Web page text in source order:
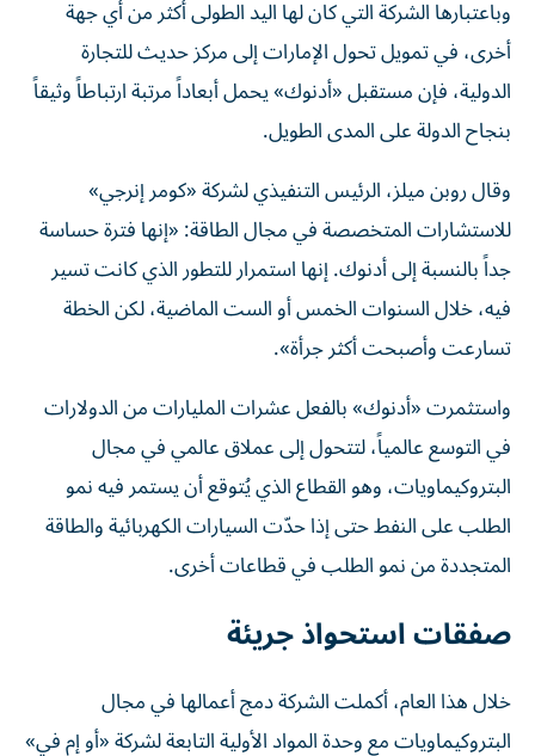
وباعتبارها الشركة التي كان لها اليد الطولى أكثر من أي جهة
أخرى، في تمويل تحول الإمارات إلى مركز حديث للتجارة
الدولية، فإن مستقبل «أدنوك» يحمل أبعاداً مرتبة ارتباطاً وثيقاً
بنجاح الدولة على المدى الطويل.
وقال روبن ميلز، الرئيس التنفيذي لشركة «كومر إنرجي»
للاستشارات المتخصصة في مجال الطاقة: «إنها فترة حساسة
جداً بالنسبة إلى أدنوك. إنها استمرار للتطور الذي كانت تسير
فيه، خلال السنوات الخمس أو الست الماضية، لكن الخطة
تسارعت وأصبحت أكثر جرأة».
واستثمرت «أدنوك» بالفعل عشرات المليارات من الدولارات
في التوسع عالمياً، لتتحول إلى عملاق عالمي في مجال
البتروكيماويات، وهو القطاع الذي يُتوقع أن يستمر فيه نمو
الطلب على النفط حتى إذا حدّت السيارات الكهربائية والطاقة
المتجددة من نمو الطلب في قطاعات أخرى.
صفقات استحواذ جريئة
خلال هذا العام، أكملت الشركة دمج أعمالها في مجال
البتروكيماويات مع وحدة المواد الأولية التابعة لشركة «أو إم في»